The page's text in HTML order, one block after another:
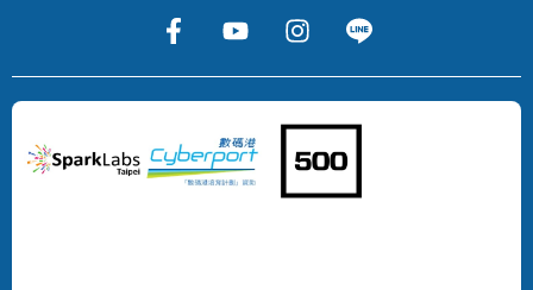
Copyright
2024
DECOMAN